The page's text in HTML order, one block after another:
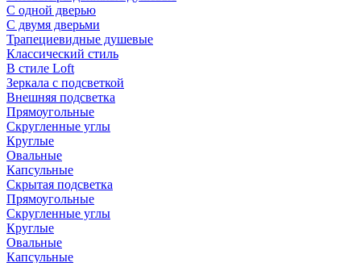
С одной дверью
С двумя дверьми
Трапециевидные душевые
Классический стиль
В стиле Loft
Зеркала с подсветкой
Внешняя подсветка
Прямоугольные
Скругленные углы
Круглые
Овальные
Капсульные
Скрытая подсветка
Прямоугольные
Скругленные углы
Круглые
Овальные
Капсульные